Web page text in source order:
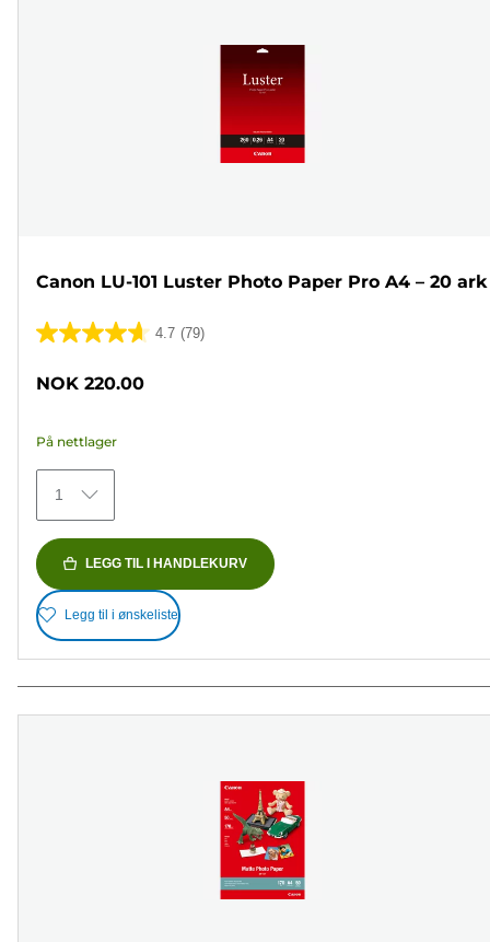
Canon LU-101 Luster Photo Paper Pro A4 – 20 ark
4.7 (79)
4.7
79
omtaler
NOK 220.00
På nettlager
1
LEGG TIL I HANDLEKURV
Legg til i ønskeliste